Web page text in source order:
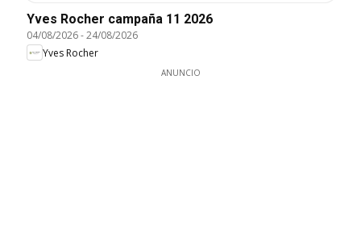
Yves Rocher campaña 11 2026
04/08/2026-24/08/2026
Yves Rocher
ANUNCIO